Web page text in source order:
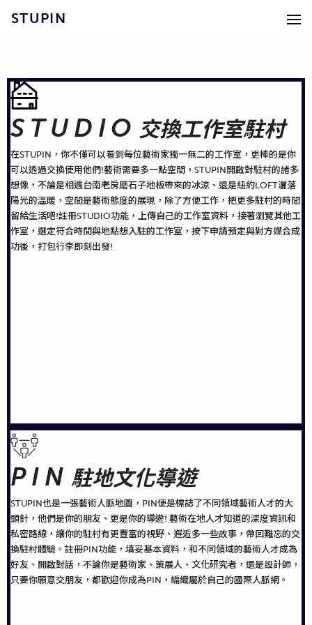
STUPIN
STUDIO 交換工作室駐村
在STUPIN，你不僅可以看到每位藝術家獨一無二的工作室，更棒的是你
可以透過交換使用他們!藝術需要多一點空間，STUPIN開啟對駐村的諸多
想像，不論是相遇台南老房磨石子地板帶來的冰涼、還是紐約LOFT灑落
陽光的溫暖，空間是藝術態度的展現，除了方便工作，把更多駐村的時間
留給生活吧!註冊STUDIO功能，上傳自己的工作室資料，接著瀏覽其他工
作室，選定符合時間與地點想入駐的工作室，按下申請預定與對方媒合成
功後，打包行李即刻出發!
PIN 駐地文化導遊
STUPIN也是一張藝術人脈地圖，PIN便是標誌了不同領域藝術人才的大
頭針，他們是你的朋友、更是你的導遊! 藝術在地人才知道的深度資訊和
私密路線，讓你的駐村有更豐富的視野、邂逅多一些故事，帶回難忘的交
換駐村體驗。註冊PIN功能，填妥基本資料，和不同領域的藝術人才成為
好友、開啟對話，不論你是藝術家、策展人、文化研究者，還是設計師，
只要你願意交朋友，都歡迎你成為PIN，編織屬於自己的國際人脈網。